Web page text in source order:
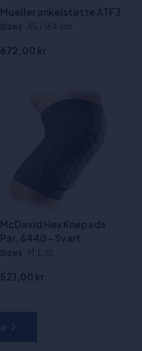
Mueller ankelstøtte ATF3
Sizes :XS / 164 cm
672,00 kr
McDavid Hex Knepads
Par, 6440 - Svart
Sizes :M, L, XL
521,00 kr